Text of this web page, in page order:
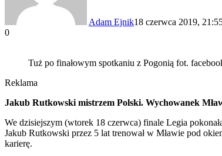
Adam Ejnik18 czerwca 2019,
0
Tuż po finałowym spotkaniu z Pogonią fot.
Reklama
Jakub Rutkowski mistrzem Polski. Wychowanek
We dzisiejszym (wtorek 18 czerwca) finale Legia
Jakub Rutkowski przez 5 lat trenował w Mławie pod
karierę.